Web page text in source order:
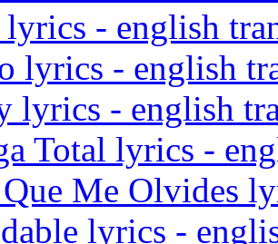
lyrics - english
lyrics - english
lyrics - english
Total lyrics -
Que Me Olvides
lyrics -